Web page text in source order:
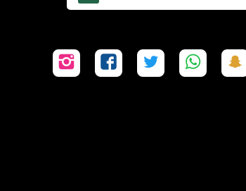
على
على
على
على
على